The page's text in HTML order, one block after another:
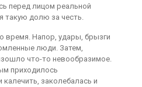
перед лицом реальной
такую долю за честь.
время. Напор, удары, брызги
люди. Затем,
что-то невообразимое.
приходилось
калечить, заколебалась и